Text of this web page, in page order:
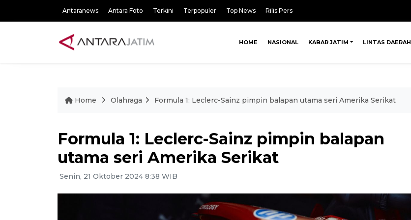
Antaranews Antara Foto Terkini Terpopuler Top News Rilis Pers
HOME NASIONAL KABAR JATIM LINTAS DAERAH
Home Olahraga Formula 1: Leclerc-Sainz pimpin balapan utama seri Amerika Serikat
Formula 1: Leclerc-Sainz pimpin balapan
utama seri Amerika Serikat
Senin, 21 Oktober 2024 8:38 WIB